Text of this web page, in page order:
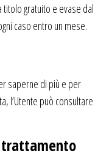
gratuito e evase dal
caso entro un mese.
saperne di più e per
l’Utente può consultare